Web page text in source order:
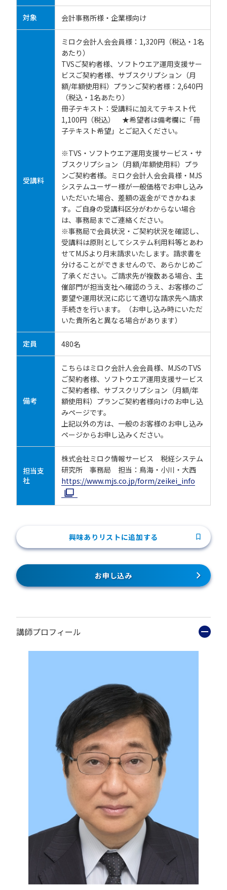
対象 会計事務所様・企業様向け
受講料
ミロク会計人会会員様：1,320円（税込・1名
あたり）
TVSご契約者様、ソフトウエア運用支援サー
ビスご契約者様、サブスクリプション（月
額/年額使用料）プランご契約者様：2,640円
（税込・1名あたり）
冊子テキスト：受講料に加えてテキスト代
1,100円（税込） ★希望者は備考欄に「冊
子テキスト希望」とご記入ください。
※TVS・ソフトウエア運用支援サービス・サ
ブスクリプション（月額/年額使用料）プラ
ンご契約者様。ミロク会計人会会員様・MJS
システムユーザー様が一般価格でお申し込み
いただいた場合、差額の返金ができかねま
す。ご自身の受講料区分がわからない場合
は、事務局までご連絡ください。
※事務局で会員状況・ご契約状況を確認し、
受講料は原則としてシステム利用料等とあわ
せてMJSより月末請求いたします。請求書を
分けることができませんので、あらかじめご
了承ください。ご請求先が複数ある場合、主
催部門が担当支社へ確認のうえ、お客様のご
要望や運用状況に応じて適切な請求先へ請求
手続きを行います。（お申し込み時にいただ
いた貴所名と異なる場合があります）
定員 480名
備考
こちらはミロク会計人会会員様、MJSのTVS
ご契約者様、ソフトウエア運用支援サービス
ご契約者様、サブスクリプション（月額/年
額使用料）プランご契約者様向けのお申し込
みページです。
上記以外の方は、一般のお客様のお申し込み
ページからお申し込みください。
担当支
社
株式会社ミロク情報サービス 税経システム
研究所 事務局 担当：鳥海・小川・大西
https://www.mjs.co.jp/form/zeikei_info
興味ありリストに追加する
お申し込み
講師プロフィール